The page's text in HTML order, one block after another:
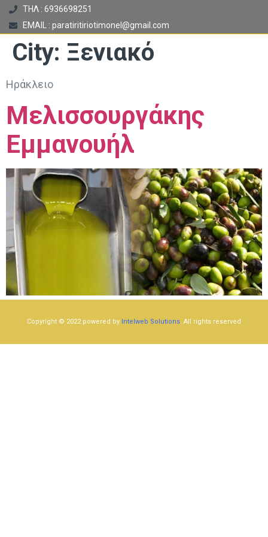
ΤΗΛ : 6936698251
EMAIL : paratiritiriotimonel@gmail.com
City: Ξενιακό
Ηράκλειο
Μελισσουργάκης
Εμμανουήλ
Copyright © 2022 powered by Intelweb Solutions. All rights reserved​